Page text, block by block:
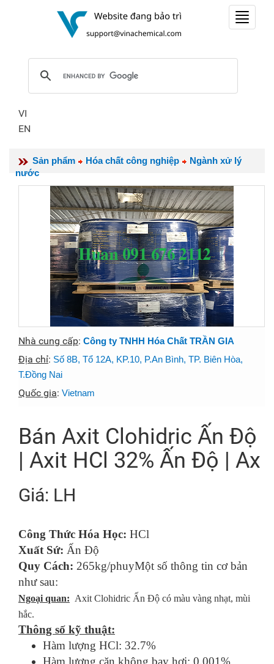
Toggle
VI
EN
Sản phẩm Hóa chất công nghiệp
Ngành xử lý
nước
Nhà cung cấp: Công ty TNHH Hóa Chất TRẦN GIA
Địa chỉ: Số 8B, Tổ 12A, KP.10, P.An Bình, TP. Biên Hòa,
T.Đồng Nai
Quốc gia: Vietnam
Bán Axit Clohidric Ấn Độ
| Axit HCl 32% Ấn Độ | Ax
Giá: LH
Công Thức Hóa Học: HCl
Xuất Sứ: Ấn Độ
Quy Cách: 265kg/phuyMột số thông tin cơ bản
như sau:
Ngoại quan: Axit Clohidric Ấn Độ có màu vàng nhạt, mùi
hắc.
Thông số kỹ thuật:
Hàm lượng HCl: 32.7%
Hàm lượng cặn không bay hơi: 0.001%